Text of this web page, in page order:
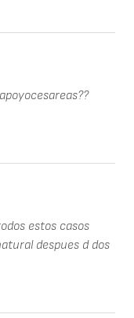
estos casos
despues d dos